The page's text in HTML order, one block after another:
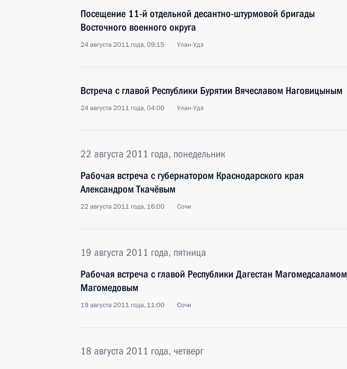
Посещение 11-й отдельной десантно-штурмовой бригады
Восточного военного округа
24 августа 2011 года, 09:15 Улан-Удэ
Встреча с главой Республики Бурятии Вячеславом Наговицыным
24 августа 2011 года, 04:00 Улан-Удэ
22 августа 2011 года, понедельник
Рабочая встреча с губернатором Краснодарского края
Александром Ткачёвым
22 августа 2011 года, 16:00 Сочи
19 августа 2011 года, пятница
Рабочая встреча с главой Республики Дагестан Магомедсаламом
Магомедовым
19 августа 2011 года, 11:00 Сочи
18 августа 2011 года, четверг